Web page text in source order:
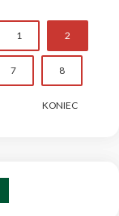
1 2
7 8
KONIEC